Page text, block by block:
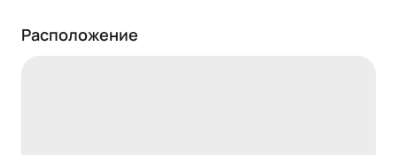
Расположение